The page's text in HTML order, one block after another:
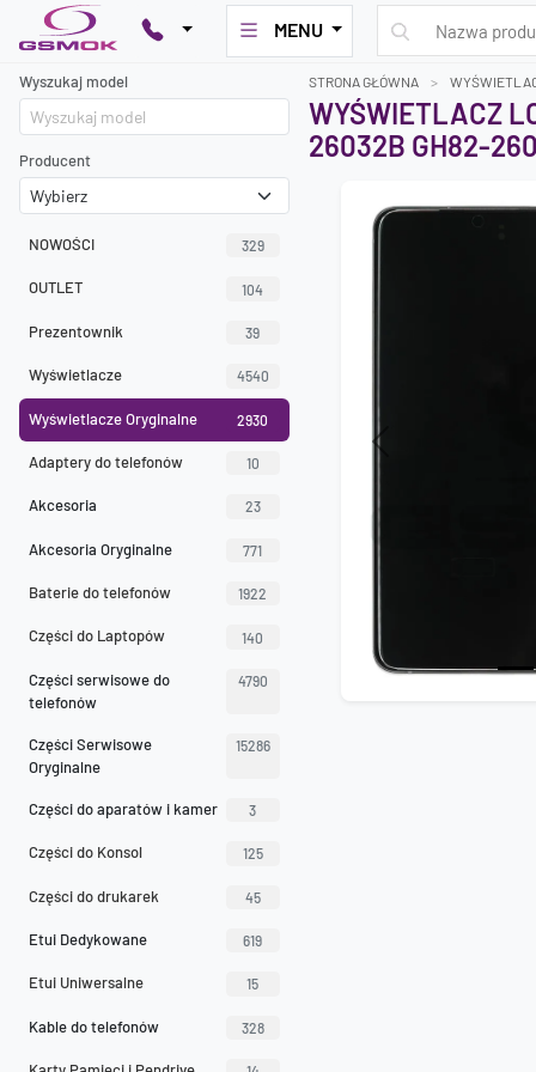
MENU
Wyszukaj model
Producent
NOWOŚCI 329
OUTLET 104
Prezentownik 39
Wyświetlacze 4540
Wyświetlacze Oryginalne 2930
Adaptery do telefonów 10
Akcesoria 23
Akcesoria Oryginalne 771
Baterie do telefonów 1922
Części do Laptopów 140
Części serwisowe do
telefonów
4790
Części Serwisowe
Oryginalne
15286
Części do aparatów i kamer 3
Części do Konsol 125
Części do drukarek 45
Etui Dedykowane 619
Etui Uniwersalne 15
Kable do telefonów 328
STRONA GŁÓWNA
WYŚWIETLACZ
26032B GH82-
Previous